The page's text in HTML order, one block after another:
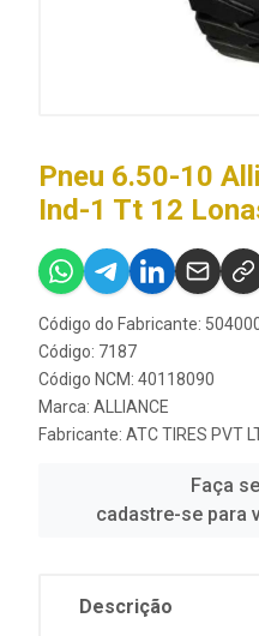
Pneu 6.50-10
Ind-1 Tt 12
Código do Fabricante:
Código: 7187
Código NCM: 40118090
Marca: ALLIANCE
Fabricante: ATC TIRES PVT
Faça
cadastre-se para
Descrição